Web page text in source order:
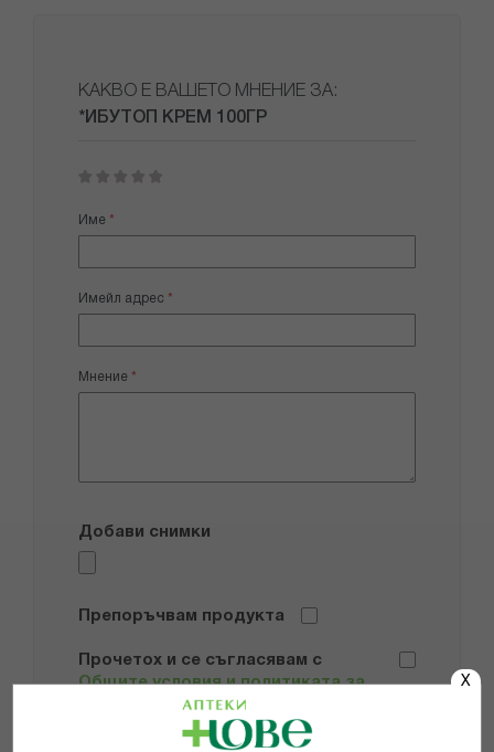
X
КАКВО Е ВАШЕТО МНЕНИЕ ЗА:
*ИБУТОП КРЕМ 100ГР
star
stars
stars
stars
stars
Име
Имейл адрес
Мнение
Добави снимки
Препоръчвам продукта
Прочетох и се съгласявам с
Общите условия и политиката за
поверителност
*